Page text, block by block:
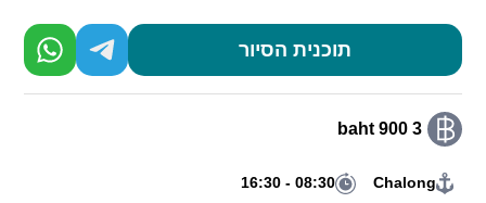
תוכנית הסיור
3 900 baht
Chalong
08:30 - 16:30